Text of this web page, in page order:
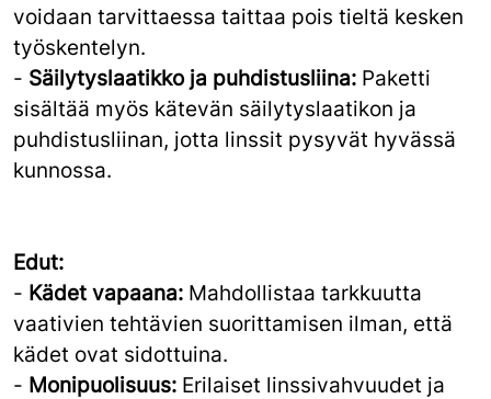
voidaan tarvittaessa taittaa pois tieltä kesken
työskentelyn.
- Säilytyslaatikko ja puhdistusliina: Paketti
sisältää myös kätevän säilytyslaatikon ja
puhdistusliinan, jotta linssit pysyvät hyvässä
kunnossa.
Edut:
- Kädet vapaana: Mahdollistaa tarkkuutta
vaativien tehtävien suorittamisen ilman, että
kädet ovat sidottuina.
- Monipuolisuus: Erilaiset linssivahvuudet ja